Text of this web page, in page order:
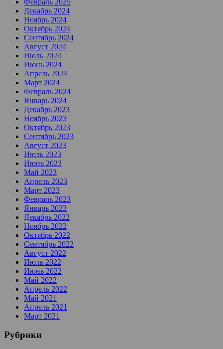
Декабрь 2024
Ноябрь 2024
Октябрь 2024
Сентябрь 2024
Август 2024
Июль 2024
Июнь 2024
Апрель 2024
Март 2024
Февраль 2024
Январь 2024
Декабрь 2023
Ноябрь 2023
Октябрь 2023
Сентябрь 2023
Август 2023
Июль 2023
Июнь 2023
Май 2023
Апрель 2023
Март 2023
Февраль 2023
Январь 2023
Декабрь 2022
Ноябрь 2022
Октябрь 2022
Сентябрь 2022
Август 2022
Июль 2022
Июнь 2022
Май 2022
Апрель 2022
Май 2021
Апрель 2021
Март 2021
Рубрики